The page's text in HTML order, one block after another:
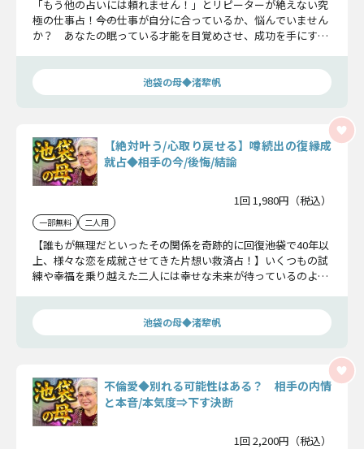
「もう他の占いには頼れません！」とリピーターが絶えない究
極の仕事占！――今の仕事が自分に合っているか、悩んでいません
か？ あなたの眠っている才能を目覚めさせ、成功を手にする
池袋の母◆渚犂帆
【絶対叶う/心取り戻せる】噂続出の復縁成
就占◆相手の今/後悔/結論
1回 1,980円（税込）
一部無料 二人用
【誰もが無理だといったその関係を奇跡的に回復――池袋で40年以
上、様々な恋を成就させてきた片想い救済占！】いくつもの試
練や幸福を乗り越えた二人には幸せな未来が待っているのよ。
教えしますからね。
池袋の母◆渚犂帆
不倫愛◆別れる可能性はある？ 相手の内情
と本音/本気度⇒下す決断
1回 2,200円（税込）